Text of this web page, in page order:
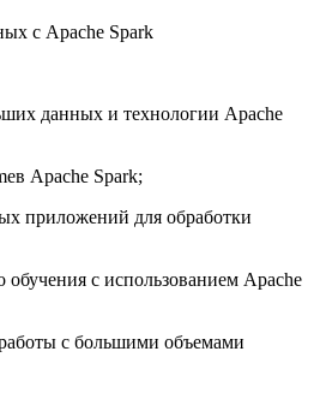
с Apache Spark
данных и технологии Apache
Apache Spark;
приложений для обработки
с использованием Apache
с большими объемами